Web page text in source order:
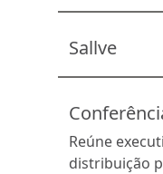
principais
alcançados
(Febrafar),
redes
Sallve
Reúne
distribuição